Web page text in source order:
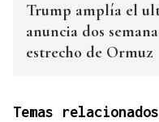
Trump amplía el
anuncia dos
estrecho de Ormuz
Temas relacionados